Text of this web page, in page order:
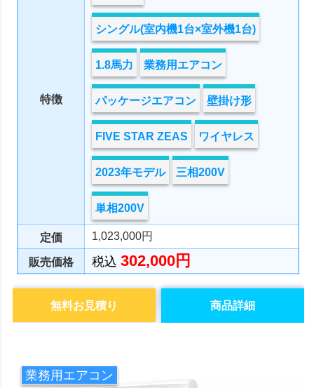
特徴
シングル(室内機1台×室外機1台)
1.8馬力 業務用エアコン
パッケージエアコン 壁掛け形
FIVE STAR ZEAS ワイヤレス
2023年モデル 三相200V
単相200V
定価 1,023,000円
販売価格 税込302,000円
商品詳細
無料お見積り
業務用エアコン